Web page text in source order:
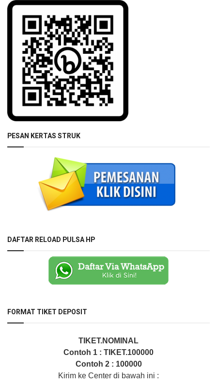
PESAN KERTAS STRUK
DAFTAR RELOAD PULSA HP
FORMAT TIKET DEPOSIT
TIKET.NOMINAL
Contoh 1 : TIKET.100000
Contoh 2 : 100000
Kirim ke Center di bawah ini :